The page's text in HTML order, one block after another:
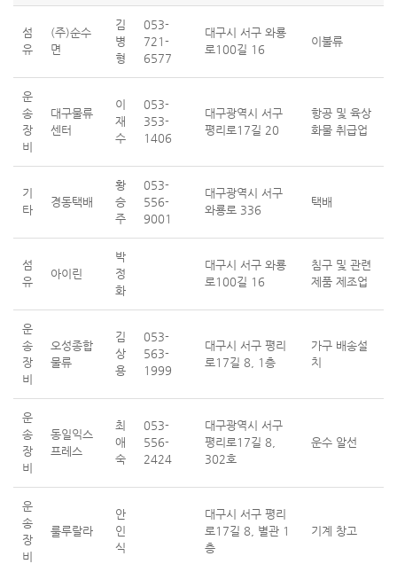
섬
유
(주)순수
면
김
병
형
053-
721-
6577
대구시 서구 와룡
로100길 16
이불류
운
송
장
비
대구물류
센터
이
재
수
053-
353-
1406
대구광역시 서구
평리로17길 20
항공 및 육상
화물 취급업
기
타
경동택배
황
승
주
053-
556-
9001
대구광역시 서구
와룡로 336
택배
섬
유
아이린
박
정
화
대구시 서구 와룡
로100길 16
침구 및 관련
제품 제조업
운
송
장
비
오성종합
물류
김
상
용
053-
563-
1999
대구시 서구 평리
로17길 8, 1층
가구 배송설
치
운
송
장
비
동일익스
프레스
최
애
숙
053-
556-
2424
대구광역시 서구
평리로17길 8,
302호
운수 알선
운
송
장
비
룰루랄라
안
인
식
대구시 서구 평리
로17길 8, 별관 1
층
기계 창고